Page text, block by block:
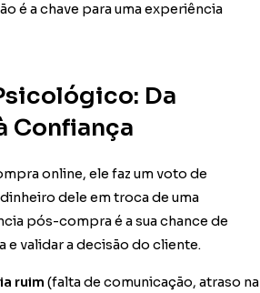
é a chave para uma experiência
Da
Confiança
online, ele faz um voto de
dele em troca de uma
pós-compra é a sua chance de
e validar a decisão do cliente.
ruim (falta de comunicação, atraso na